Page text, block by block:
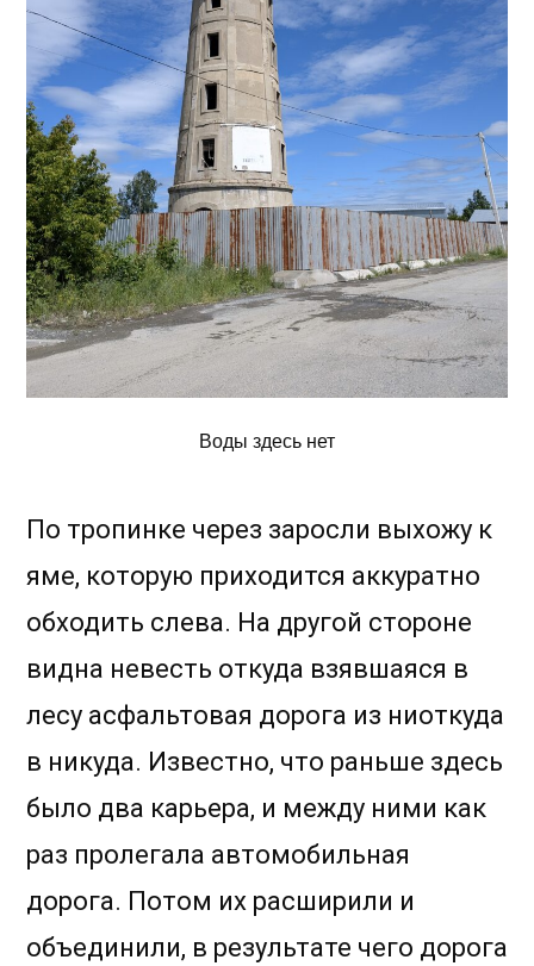
Воды здесь нет
По тропинке через заросли выхожу к
яме, которую приходится аккуратно
обходить слева. На другой стороне
видна невесть откуда взявшаяся в
лесу асфальтовая дорога из ниоткуда
в никуда. Известно, что раньше здесь
было два карьера, и между ними как
раз пролегала автомобильная
дорога. Потом их расширили и
объединили, в результате чего дорога